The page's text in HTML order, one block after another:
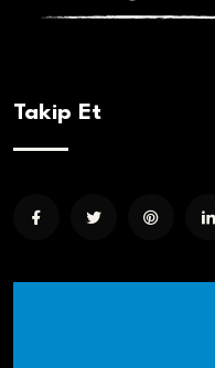
Takip Et